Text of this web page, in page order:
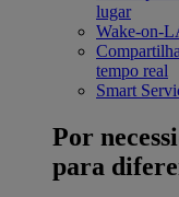
lugar
Wake-on-
tempo real
Smart
Por
para